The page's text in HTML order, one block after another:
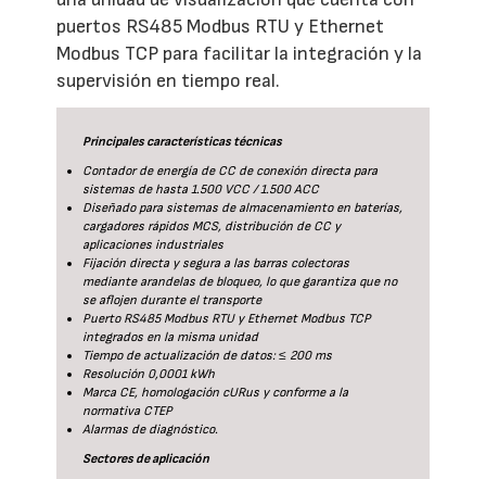
puertos RS485 Modbus RTU y Ethernet
Modbus TCP para facilitar la integración y la
supervisión en tiempo real.
Principales características técnicas
Contador de energía de CC de conexión directa para
sistemas de hasta 1.500 VCC / 1.500 ACC
Diseñado para sistemas de almacenamiento en baterías,
cargadores rápidos MCS, distribución de CC y
aplicaciones industriales
Fijación directa y segura a las barras colectoras
mediante arandelas de bloqueo, lo que garantiza que no
se aflojen durante el transporte
Puerto RS485 Modbus RTU y Ethernet Modbus TCP
integrados en la misma unidad
Tiempo de actualización de datos: ≤ 200 ms
Resolución 0,0001 kWh
Marca CE, homologación cURus y conforme a la
normativa CTEP
Alarmas de diagnóstico.
Sectores de aplicación